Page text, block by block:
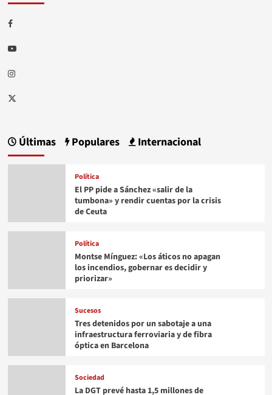
Facebook
Youtube
Instagram
Twitter
Últimas Populares Internacional
Política
El PP pide a Sánchez «salir de la
tumbona» y rendir cuentas por la crisis
de Ceuta
Política
Montse Mínguez: «Los áticos no apagan
los incendios, gobernar es decidir y
priorizar»
Sucesos
Tres detenidos por un sabotaje a una
infraestructura ferroviaria y de fibra
óptica en Barcelona
Sociedad
La DGT prevé hasta 1,5 millones de